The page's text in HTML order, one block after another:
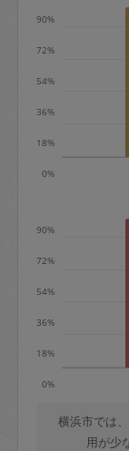
※キ
0%
18%
36%
54%
72%
90%
0%
18%
36%
54%
72%
90%
横浜市では
用が少